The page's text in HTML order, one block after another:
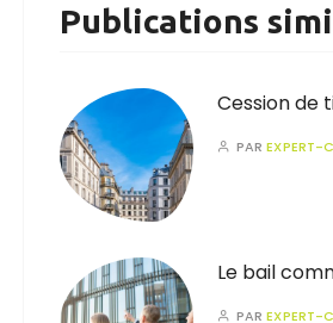
Publications
Cession de
PAREXPERT-
Le bail
PAREXPERT-